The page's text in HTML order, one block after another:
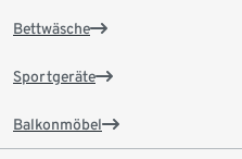
Bettwäsche
Sportgeräte
Balkonmöbel